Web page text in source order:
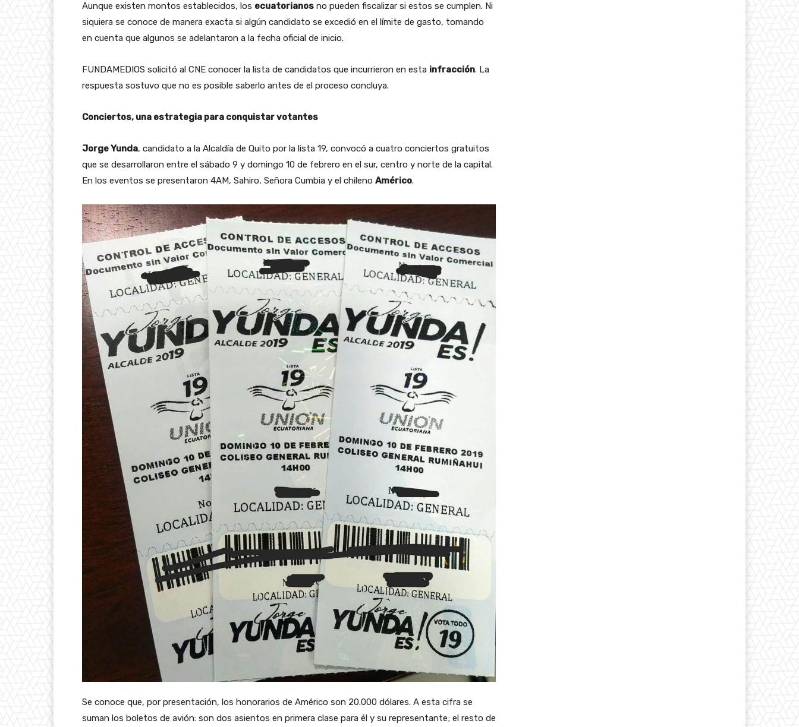
Aunque existen montos establecidos, los ecuatorianos no pueden fiscalizar si estos se cumplen. Ni
siquiera se conoce de manera exacta si algún candidato se excedió en el límite de gasto, tomando
en cuenta que algunos se adelantaron a la fecha oficial de inicio.
FUNDAMEDIOS solicitó al CNE conocer la lista de candidatos que incurrieron en esta infracción. La
respuesta sostuvo que no es posible saberlo antes de el proceso concluya.
Conciertos, una estrategia para conquistar votantes
Jorge Yunda, candidato a la Alcaldía de Quito por la lista 19, convocó a cuatro conciertos gratuitos
que se desarrollaron entre el sábado 9 y domingo 10 de febrero en el sur, centro y norte de la capital.
En los eventos se presentaron 4AM, Sahiro, Señora Cumbia y el chileno Américo.
Se conoce que, por presentación, los honorarios de Américo son 20.000 dólares. A esta cifra se
suman los boletos de avión: son dos asientos en primera clase para él y su representante; el resto de